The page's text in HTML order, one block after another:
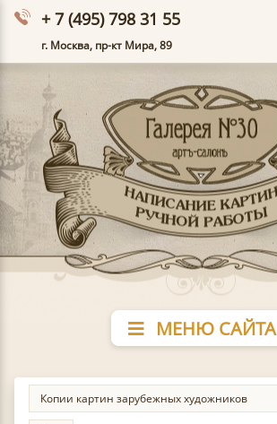
+ 7 (495) 798 31 55
г. Москва, пр-кт Мира, 89
МЕНЮ САЙТА